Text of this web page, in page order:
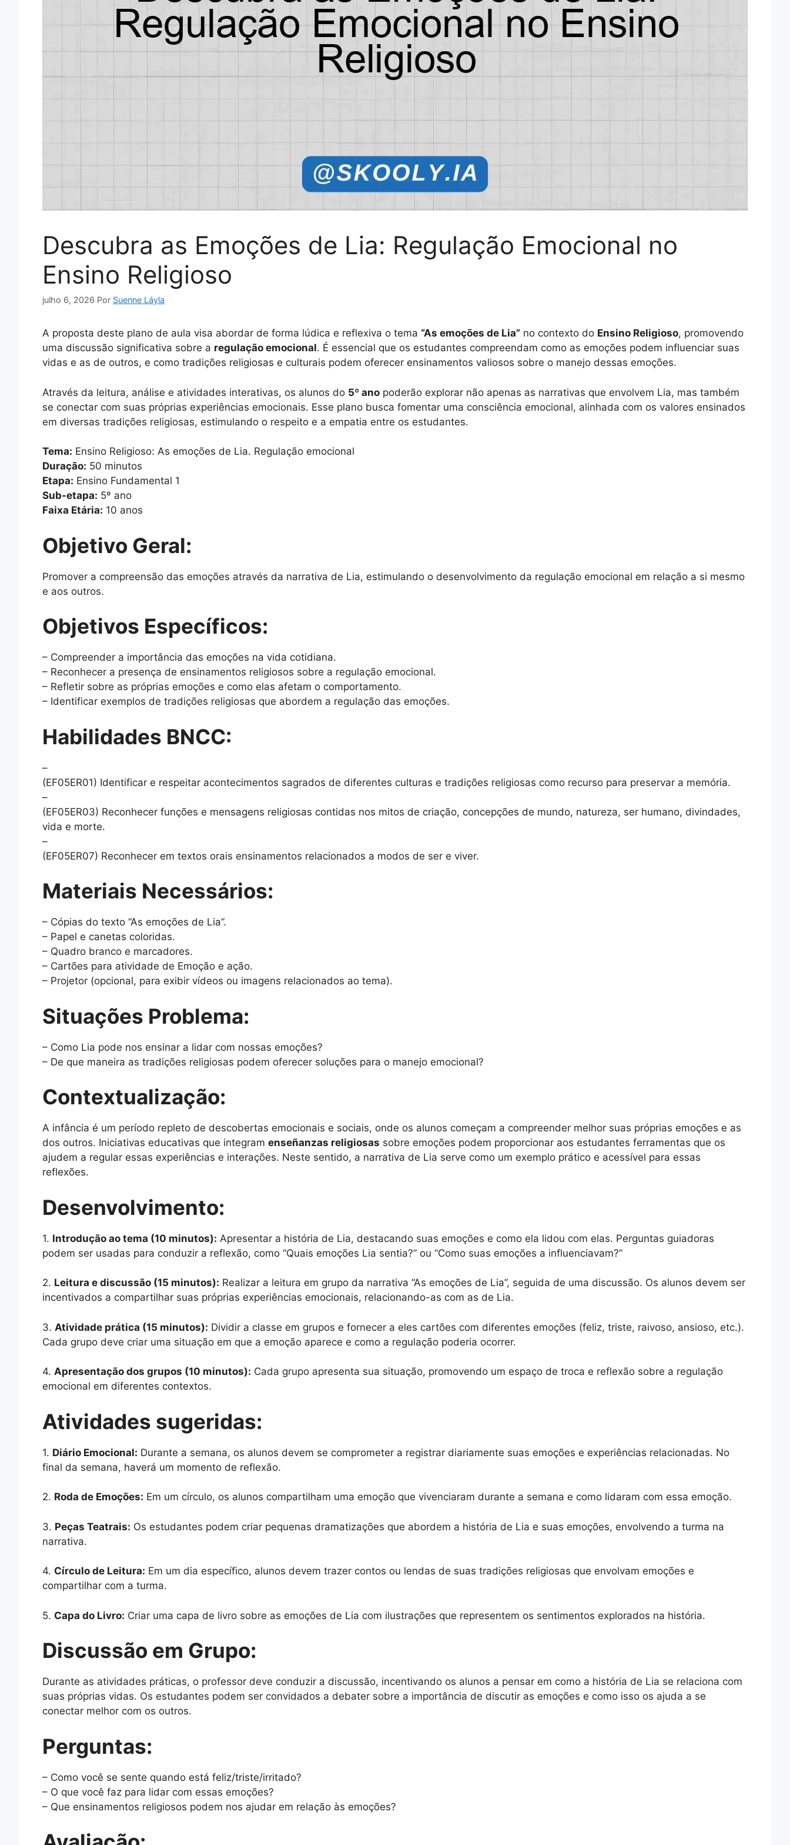
Descubra as Emoções de Lia: Regulação Emocional no
Ensino Religioso
julho 6, 2026 Por Suenne Láyla
A proposta deste plano de aula visa abordar de forma lúdica e reflexiva o tema “As emoções de Lia” no contexto do Ensino Religioso, promovendo
uma discussão significativa sobre a regulação emocional. É essencial que os estudantes compreendam como as emoções podem influenciar suas
vidas e as de outros, e como tradições religiosas e culturais podem oferecer ensinamentos valiosos sobre o manejo dessas emoções.
Através da leitura, análise e atividades interativas, os alunos do 5º ano poderão explorar não apenas as narrativas que envolvem Lia, mas também
se conectar com suas próprias experiências emocionais. Esse plano busca fomentar uma consciência emocional, alinhada com os valores ensinados
em diversas tradições religiosas, estimulando o respeito e a empatia entre os estudantes.
Tema: Ensino Religioso: As emoções de Lia. Regulação emocional
Duração: 50 minutos
Etapa: Ensino Fundamental 1
Sub-etapa: 5º ano
Faixa Etária: 10 anos
Objetivo Geral:
Promover a compreensão das emoções através da narrativa de Lia, estimulando o desenvolvimento da regulação emocional em relação a si mesmo
e aos outros.
Objetivos Específicos:
– Compreender a importância das emoções na vida cotidiana.
– Reconhecer a presença de ensinamentos religiosos sobre a regulação emocional.
– Refletir sobre as próprias emoções e como elas afetam o comportamento.
– Identificar exemplos de tradições religiosas que abordem a regulação das emoções.
Habilidades BNCC:
–
(EF05ER01) Identificar e respeitar acontecimentos sagrados de diferentes culturas e tradições religiosas como recurso para preservar a memória.
–
(EF05ER03) Reconhecer funções e mensagens religiosas contidas nos mitos de criação, concepções de mundo, natureza, ser humano, divindades,
vida e morte.
–
(EF05ER07) Reconhecer em textos orais ensinamentos relacionados a modos de ser e viver.
Materiais Necessários:
– Cópias do texto “As emoções de Lia”.
– Papel e canetas coloridas.
– Quadro branco e marcadores.
– Cartões para atividade de Emoção e ação.
– Projetor (opcional, para exibir vídeos ou imagens relacionados ao tema).
Situações Problema:
– Como Lia pode nos ensinar a lidar com nossas emoções?
– De que maneira as tradições religiosas podem oferecer soluções para o manejo emocional?
Contextualização:
A infância é um período repleto de descobertas emocionais e sociais, onde os alunos começam a compreender melhor suas próprias emoções e as
dos outros. Iniciativas educativas que integram enseñanzas religiosas sobre emoções podem proporcionar aos estudantes ferramentas que os
ajudem a regular essas experiências e interações. Neste sentido, a narrativa de Lia serve como um exemplo prático e acessível para essas
reflexões.
Desenvolvimento:
1. Introdução ao tema (10 minutos): Apresentar a história de Lia, destacando suas emoções e como ela lidou com elas. Perguntas guiadoras
podem ser usadas para conduzir a reflexão, como “Quais emoções Lia sentia?” ou “Como suas emoções a influenciavam?”
2. Leitura e discussão (15 minutos): Realizar a leitura em grupo da narrativa “As emoções de Lia”, seguida de uma discussão. Os alunos devem ser
incentivados a compartilhar suas próprias experiências emocionais, relacionando-as com as de Lia.
3. Atividade prática (15 minutos): Dividir a classe em grupos e fornecer a eles cartões com diferentes emoções (feliz, triste, raivoso, ansioso, etc.).
Cada grupo deve criar uma situação em que a emoção aparece e como a regulação poderia ocorrer.
4. Apresentação dos grupos (10 minutos): Cada grupo apresenta sua situação, promovendo um espaço de troca e reflexão sobre a regulação
emocional em diferentes contextos.
Atividades sugeridas:
1. Diário Emocional: Durante a semana, os alunos devem se comprometer a registrar diariamente suas emoções e experiências relacionadas. No
final da semana, haverá um momento de reflexão.
2. Roda de Emoções: Em um círculo, os alunos compartilham uma emoção que vivenciaram durante a semana e como lidaram com essa emoção.
3. Peças Teatrais: Os estudantes podem criar pequenas dramatizações que abordem a história de Lia e suas emoções, envolvendo a turma na
narrativa.
4. Círculo de Leitura: Em um dia específico, alunos devem trazer contos ou lendas de suas tradições religiosas que envolvam emoções e
compartilhar com a turma.
5. Capa do Livro: Criar uma capa de livro sobre as emoções de Lia com ilustrações que representem os sentimentos explorados na história.
Discussão em Grupo:
Durante as atividades práticas, o professor deve conduzir a discussão, incentivando os alunos a pensar em como a história de Lia se relaciona com
suas próprias vidas. Os estudantes podem ser convidados a debater sobre a importância de discutir as emoções e como isso os ajuda a se
conectar melhor com os outros.
Perguntas:
– Como você se sente quando está feliz/triste/irritado?
– O que você faz para lidar com essas emoções?
– Que ensinamentos religiosos podem nos ajudar em relação às emoções?